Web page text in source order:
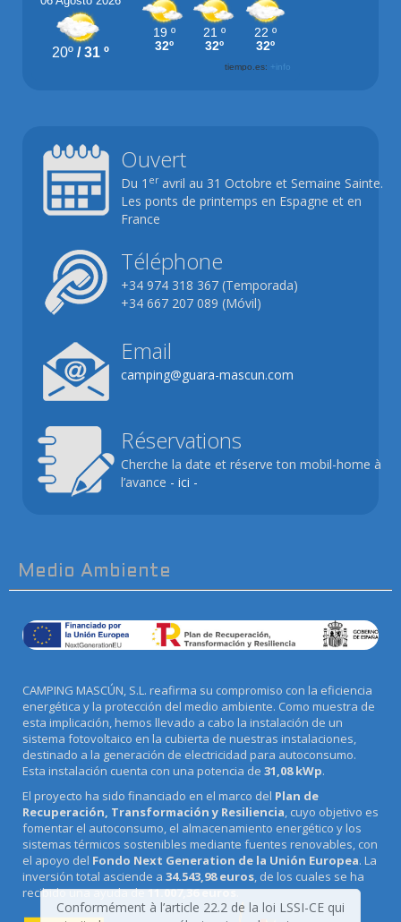
Ouvert
Du 1 eravril au 31 Octobre et Semaine Sainte.
Les ponts de printemps en Espagne et en
France
Téléphone
+34 974 318 367 (Temporada)
+34 667 207 089 (Móvil)
Email
camping@guara-mascun.com
Réservations
Cherche la date et réserve ton mobil-home à
l’avance - ici -
Medio Ambiente
CAMPING MASCÚN, S.L. reafirma su compromiso con la eficiencia
energética y la protección del medio ambiente. Como muestra de
esta implicación, hemos llevado a cabo la instalación de un
sistema fotovoltaico en la cubierta de nuestras instalaciones,
destinado a la generación de electricidad para autoconsumo.
Esta instalación cuenta con una potencia de 31,08 kWp.
El proyecto ha sido financiado en el marco del Plan de
Recuperación, Transformación y Resiliencia, cuyo objetivo es
fomentar el autoconsumo, el almacenamiento energético y los
sistemas térmicos sostenibles mediante fuentes renovables, con
el apoyo del Fondo Next Generation de la Unión Europea. La
inversión total asciende a 34.543,98 euros, de los cuales se ha
recibido una ayuda de11.007,36 euros.
Conformément à l’article 22.2 de la loi LSSI-CE qui